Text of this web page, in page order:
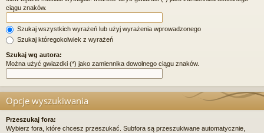
ciągu znaków.
Szukaj wszystkich wyrażeń lub użyj wyrażenia wprowadzonego
Szukaj któregokolwiek z wyrażeń
Szukaj wg autora:
Można użyć gwiazdki (*) jako zamiennika dowolnego ciągu znaków.
Opcje wyszukiwania
Przeszukaj fora:
Wybierz fora, które chcesz przeszukać. Subfora są przeszukiwane automatycznie,